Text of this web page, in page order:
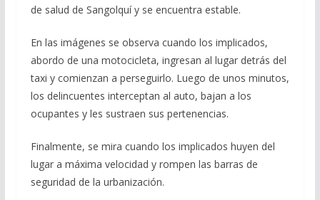
de salud de Sangolquí y se encuentra estable.
En las imágenes se observa cuando los implicados,
abordo de una motocicleta, ingresan al lugar detrás del
taxi y comienzan a perseguirlo. Luego de unos minutos,
los delincuentes interceptan al auto, bajan a los
ocupantes y les sustraen sus pertenencias.
Finalmente, se mira cuando los implicados huyen del
lugar a máxima velocidad y rompen las barras de
seguridad de la urbanización.